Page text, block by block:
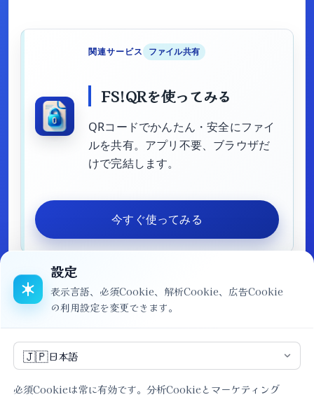
関連サービス ファイル共有
FS!QRを使ってみる
QRコードでかんたん・安全にファイ
ルを共有。アプリ不要、ブラウザだ
けで完結します。
今すぐ使ってみる
解説記事一覧へ戻る
設定
表示言語、必須Cookie、解析Cookie、広告Cookie
の利用設定を変更できます。
🇯🇵日本語
必須Cookieは常に有効です。分析Cookieとマーケティング